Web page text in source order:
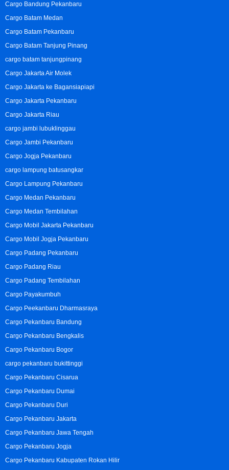
Cargo Bandung Pekanbaru
Cargo Batam Medan
Cargo Batam Pekanbaru
Cargo Batam Tanjung Pinang
cargo batam tanjungpinang
Cargo Jakarta Air Molek
Cargo Jakarta ke Bagansiapiapi
Cargo Jakarta Pekanbaru
Cargo Jakarta Riau
cargo jambi lubuklinggau
Cargo Jambi Pekanbaru
Cargo Jogja Pekanbaru
cargo lampung batusangkar
Cargo Lampung Pekanbaru
Cargo Medan Pekanbaru
Cargo Medan Tembilahan
Cargo Mobil Jakarta Pekanbaru
Cargo Mobil Jogja Pekanbaru
Cargo Padang Pekanbaru
Cargo Padang Riau
Cargo Padang Tembilahan
Cargo Payakumbuh
Cargo Peekanbaru Dharmasraya
Cargo Pekanbaru Bandung
Cargo Pekanbaru Bengkalis
Cargo Pekanbaru Bogor
cargo pekanbaru bukittinggi
Cargo Pekanbaru Cisarua
Cargo Pekanbaru Dumai
Cargo Pekanbaru Duri
Cargo Pekanbaru Jakarta
Cargo Pekanbaru Jawa Tengah
Cargo Pekanbaru Jogja
Cargo Pekanbaru Kabupaten Rokan Hilir